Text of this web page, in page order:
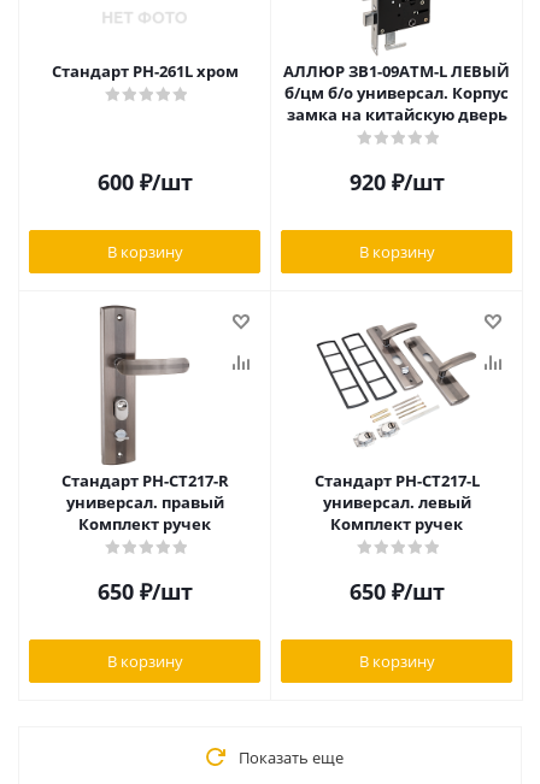
Стандарт РН-261L хром
600₽/шт
В корзину
АЛЛЮР ЗВ1-09АTM-L ЛЕВЫЙ
б/цм б/о универсал. Корпус
замка на китайскую дверь
920₽/шт
В корзину
Стандарт РН-СТ217-R
универсал. правый
Комплект ручек
650₽/шт
В корзину
Стандарт РН-СТ217-L
универсал. левый
Комплект ручек
650₽/шт
В корзину
Показать еще